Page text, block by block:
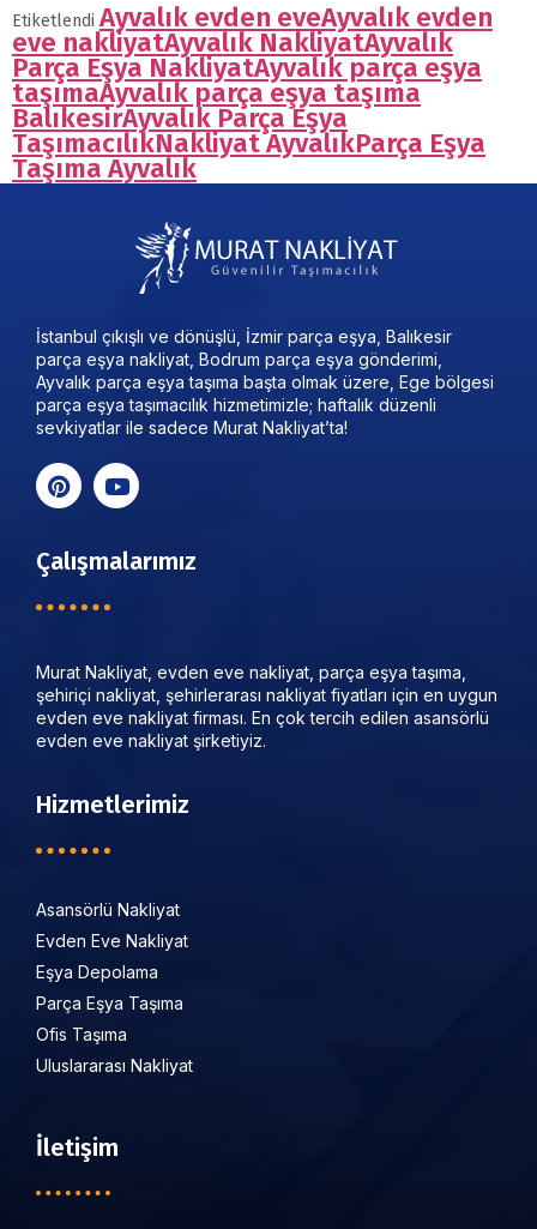
Etiketlendi Ayvalık evden eveAyvalık evden
eve nakliyatAyvalık NakliyatAyvalık
Parça Eşya NakliyatAyvalık parça eşya
taşımaAyvalık parça eşya taşıma
BalıkesirAyvalık Parça Eşya
TaşımacılıkNakliyat AyvalıkParça Eşya
Taşıma Ayvalık
İstanbul çıkışlı ve dönüşlü, İzmir parça eşya, Balıkesir
parça eşya nakliyat, Bodrum parça eşya gönderimi,
Ayvalık parça eşya taşıma başta olmak üzere, Ege bölgesi
parça eşya taşımacılık hizmetimizle; haftalık düzenli
sevkiyatlar ile sadece Murat Nakliyat’ta!
Çalışmalarımız
Murat Nakliyat, evden eve nakliyat, parça eşya taşıma,
şehiriçi nakliyat, şehirlerarası nakliyat fiyatları için en uygun
evden eve nakliyat firması. En çok tercih edilen asansörlü
evden eve nakliyat şirketiyiz.
Hizmetlerimiz
Asansörlü Nakliyat
Evden Eve Nakliyat
Eşya Depolama
Parça Eşya Taşıma
Ofis Taşıma
Uluslararası Nakliyat
İletişim